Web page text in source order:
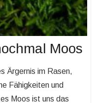
Moos
Ärgernis im Rasen,
Fähigkeiten und
Moos ist uns das